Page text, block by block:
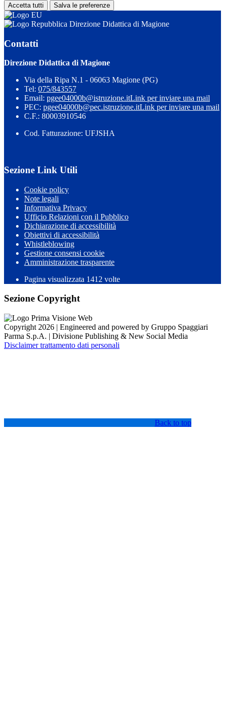
Accetta tutti Salva le preferenze
Direzione Didattica di Magione
Contatti
Direzione Didattica di Magione
Via della Ripa N.1 - 06063 Magione (PG)
Tel: 075/843557
Email: pgee04000b@istruzione.itLink per inviare una mail
PEC: pgee04000b@pec.istruzione.itLink per inviare una mail
C.F.: 80003910546
Cod. Fatturazione: UFJSHA
Sezione Link Utili
Cookie policy
Note legali
Informativa Privacy
Ufficio Relazioni con il Pubblico
Dichiarazione di accessibilità
Obiettivi di accessibilità
Whistleblowing
Gestione consensi cookie
Amministrazione trasparente
Pagina visualizzata 1412 volte
Sezione Copyright
Copyright 2026 | Engineered and powered by Gruppo Spaggiari
Parma S.p.A. | Divisione Publishing & New Social Media
Disclaimer trattamento dati personali
Back to top